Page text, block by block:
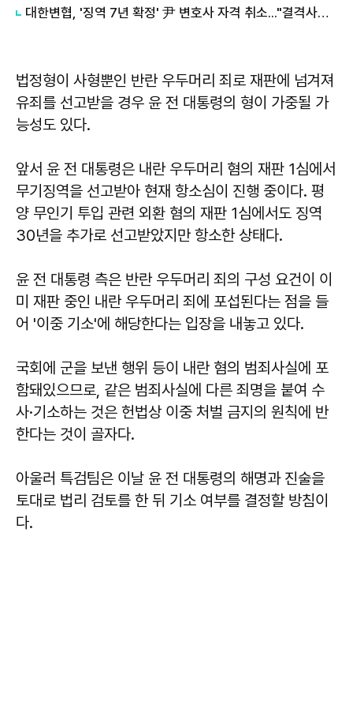
대한변협, '징역 7년 확정' 尹 변호사 자격 취소..."결격사유 해당"
법정형이 사형뿐인 반란 우두머리 죄로 재판에 넘겨져
유죄를 선고받을 경우 윤 전 대통령의 형이 가중될 가
능성도 있다.
앞서 윤 전 대통령은 내란 우두머리 혐의 재판 1심에서
무기징역을 선고받아 현재 항소심이 진행 중이다. 평
양 무인기 투입 관련 외환 혐의 재판 1심에서도 징역
30년을 추가로 선고받았지만 항소한 상태다.
윤 전 대통령 측은 반란 우두머리 죄의 구성 요건이 이
미 재판 중인 내란 우두머리 죄에 포섭된다는 점을 들
어 '이중 기소'에 해당한다는 입장을 내놓고 있다.
국회에 군을 보낸 행위 등이 내란 혐의 범죄사실에 포
함돼있으므로, 같은 범죄사실에 다른 죄명을 붙여 수
사·기소하는 것은 헌법상 이중 처벌 금지의 원칙에 반
한다는 것이 골자다.
아울러 특검팀은 이날 윤 전 대통령의 해명과 진술을
토대로 법리 검토를 한 뒤 기소 여부를 결정할 방침이
다.